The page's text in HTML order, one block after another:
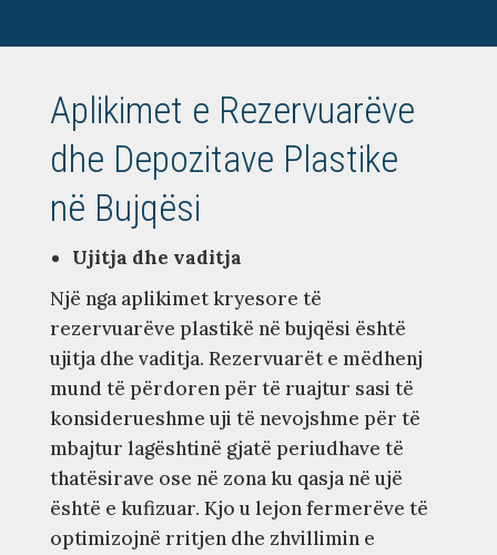
Aplikimet e Rezervuarëve
dhe Depozitave Plastike
në Bujqësi
Ujitja dhe vaditja
Një nga aplikimet kryesore të
rezervuarëve plastikë në bujqësi është
ujitja dhe vaditja. Rezervuarët e mëdhenj
mund të përdoren për të ruajtur sasi të
konsiderueshme uji të nevojshme për të
mbajtur lagështinë gjatë periudhave të
thatësirave ose në zona ku qasja në ujë
është e kufizuar. Kjo u lejon fermerëve të
optimizojnë rritjen dhe zhvillimin e